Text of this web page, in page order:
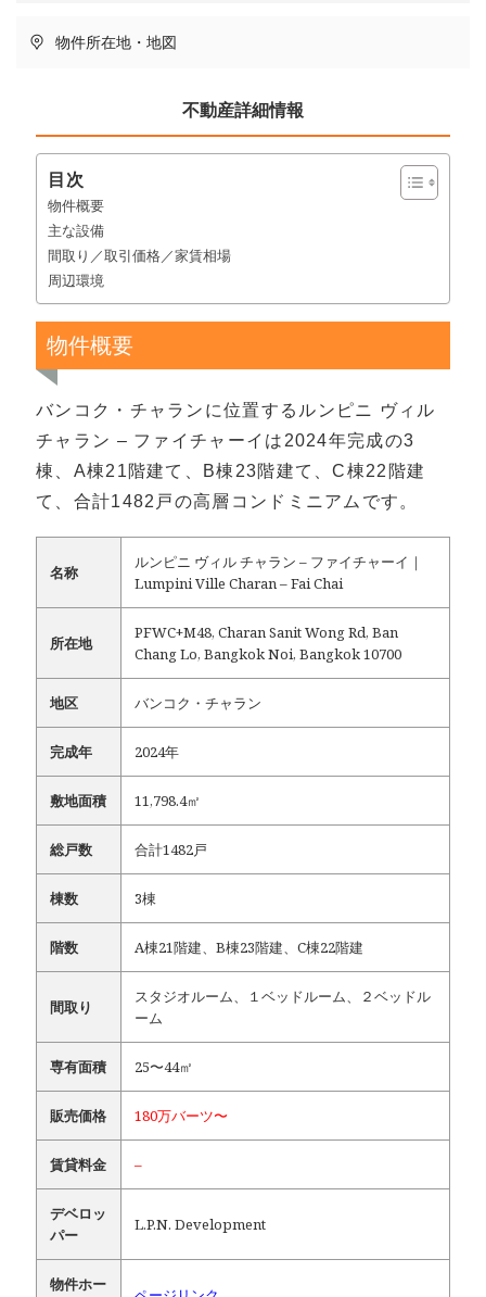
物件所在地・地図
不動産詳細情報
目次
物件概要
主な設備
間取り／取引価格／家賃相場
周辺環境
物件概要
バンコク・チャランに位置するルンピニ ヴィル
チャラン – ファイチャーイは2024年完成の3
棟、A棟21階建て、B棟23階建て、C棟22階建
て、合計1482戸の高層コンドミニアムです。
名称
ルンピニ ヴィル チャラン – ファイチャーイ｜
Lumpini Ville Charan – Fai Chai
所在地
PFWC+M48, Charan Sanit Wong Rd, Ban
Chang Lo, Bangkok Noi, Bangkok 10700
地区 バンコク・チャラン
完成年 2024年
敷地面積 11,798.4㎡
総戸数 合計1482戸
棟数 3棟
階数 A棟21階建、B棟23階建、C棟22階建
間取り
スタジオルーム、１ベッドルーム、２ベッドル
ーム
専有面積 25〜44㎡
販売価格 180万バーツ〜
賃貸料金 –
デベロッ
パー
L.P.N. Development
物件ホー